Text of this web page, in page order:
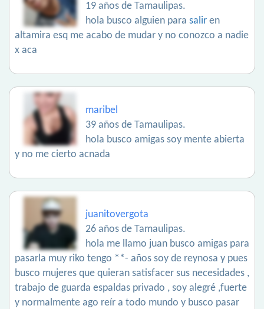
19 años de Tamaulipas.
hola busco alguien para salir en
altamira esq me acabo de mudar y no conozco a nadie
x aca
maribel
39 años de Tamaulipas.
hola busco amigas soy mente abierta
y no me cierto acnada
juanitovergota
26 años de Tamaulipas.
hola me llamo juan busco amigas para
pasarla muy riko tengo **- años soy de reynosa y pues
busco mujeres que quieran satisfacer sus necesidades ,
trabajo de guarda espaldas privado , soy alegré ,fuerte
y normalmente ago reír a todo mundo y busco pasar